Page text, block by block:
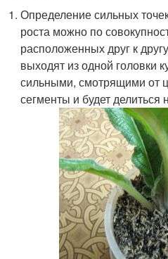
Определение сильных
роста можно по
расположенных друг к
выходят из одной головки
сильными, смотрящими от
сегменты и будет делиться